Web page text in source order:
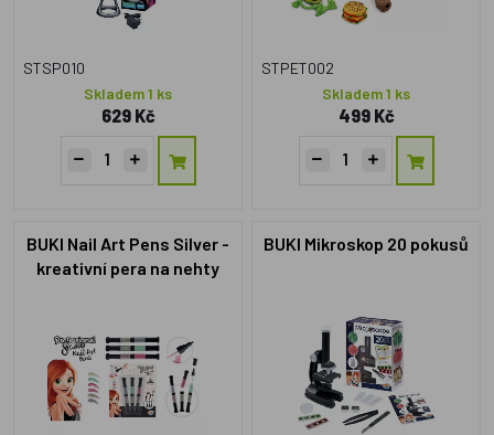
STSP010
Skladem 1 ks
629 Kč
STPET002
Skladem 1 ks
499 Kč
BUKI Nail Art Pens Silver -
kreativní pera na nehty
BUKI Mikroskop 20 pokusů